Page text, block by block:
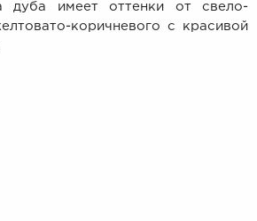
дуба имеет оттенки от свело-
коричневого с красивой